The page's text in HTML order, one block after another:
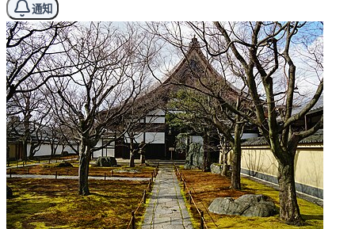
通知